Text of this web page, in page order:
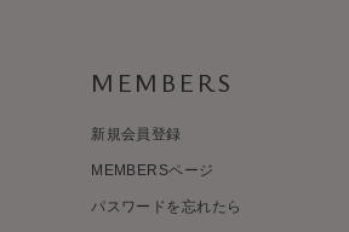
MEMBERS
新規会員登録
MEMBERSページ
パスワードを忘れたら